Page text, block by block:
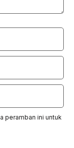
peramban ini untuk